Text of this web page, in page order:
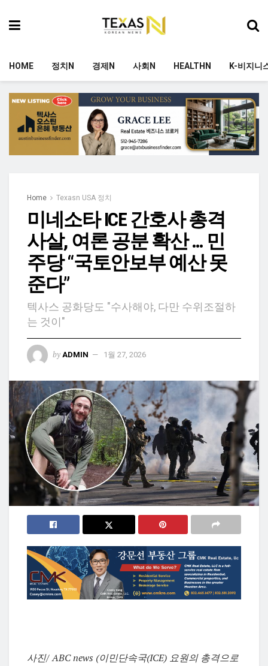
HOME 정치N 경제N 사회N HEALTHN K-비지니
Home Texasn USA 정치
미네소타 ICE 간호사 총격
사살, 여론 공분 확산 … 민
주당 “국토안보부 예산 못
준다”
텍사스 공화당도 "수사해야, 다만 수위조절하
는 것이"
by ADMIN 1월 27, 2026
사진/ ABC news (이민단속국(ICE) 요원의 총격으로